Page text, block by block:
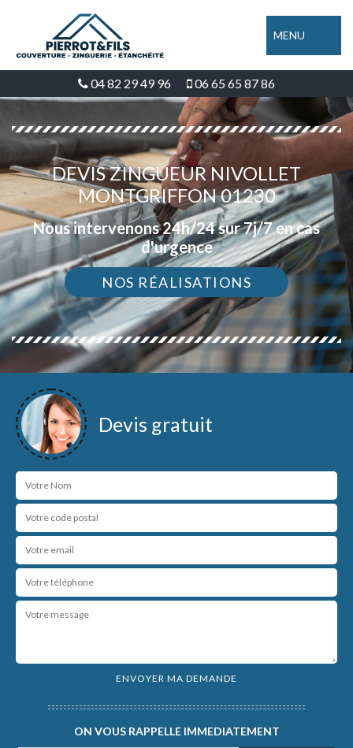
MENU
04 82 29 49 96 06 65 65 87 86
DEVIS ZINGUEUR NIVOLLET
MONTGRIFFON 01230
Nous intervenons 24h/24 sur 7j/7 en cas
d'urgence
NOS RÉALISATIONS
Devis gratuit
ON VOUS RAPPELLE IMMEDIATEMENT